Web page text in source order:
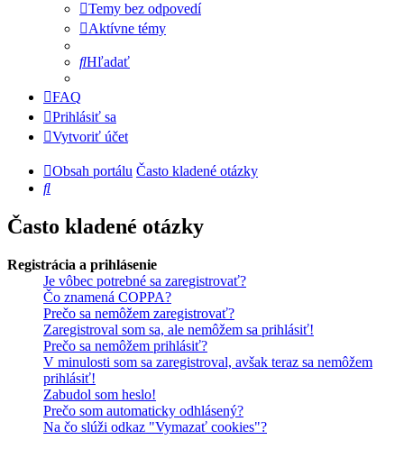
Temy bez odpovedí
Aktívne témy
Hľadať
FAQ
Prihlásiť sa
Vytvoriť účet
Obsah portálu Často kladené otázky
Hľadať
Často kladené otázky
Registrácia a prihlásenie
Je vôbec potrebné sa zaregistrovať?
Čo znamená COPPA?
Prečo sa nemôžem zaregistrovať?
Zaregistroval som sa, ale nemôžem sa prihlásiť!
Prečo sa nemôžem prihlásiť?
V minulosti som sa zaregistroval, avšak teraz sa nemôžem
prihlásiť!
Zabudol som heslo!
Prečo som automaticky odhlásený?
Na čo slúži odkaz "Vymazať cookies"?